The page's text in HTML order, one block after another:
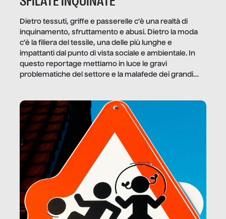
Dietro tessuti, griffe e passerelle c’è una realtà di
inquinamento, sfruttamento e abusi. Dietro la moda
c’è la filiera del tessile, una delle più lunghe e
impattanti dal punto di vista sociale e ambientale. In
questo reportage mettiamo in luce le gravi
problematiche del settore e la malafede dei grandi